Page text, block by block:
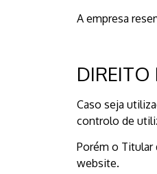
A empresa
Caso seja
controlo de
Porém o Titular
website.